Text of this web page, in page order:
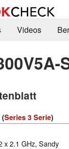
Videos
(Series 3 Serie)
x 2.1 GHz, Sandy